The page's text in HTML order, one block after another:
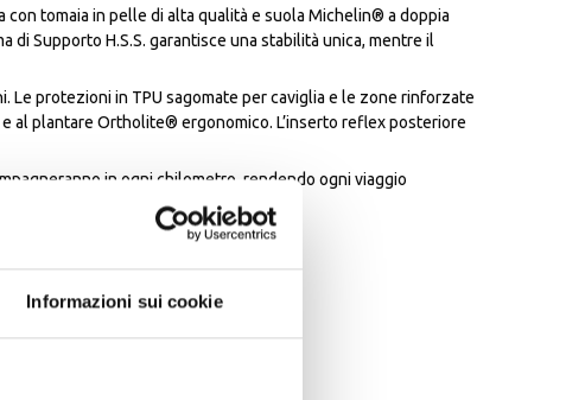
Informazioni sui cookie
tomaia in pelle di alta qualità e suola Michelin® a doppia
Supporto H.S.S. garantisce una stabilità unica, mentre il
protezioni in TPU sagomate per caviglia e le zone rinforzate
al plantare Ortholite® ergonomico. L’inserto reflex posteriore
in ogni chilometro, rendendo ogni viaggio